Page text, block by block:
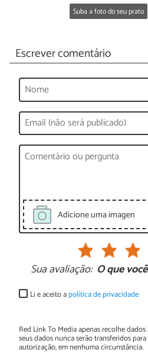
Suba a foto do seu prato
Escrever comentário
Adicione uma imagen
Sua avaliação: O que
Li e aceito apolítica de privacidade
Red Link To Media apenas recolhe
seus dados nunca serão transferidos
autorização, em nenhuma circunstância.